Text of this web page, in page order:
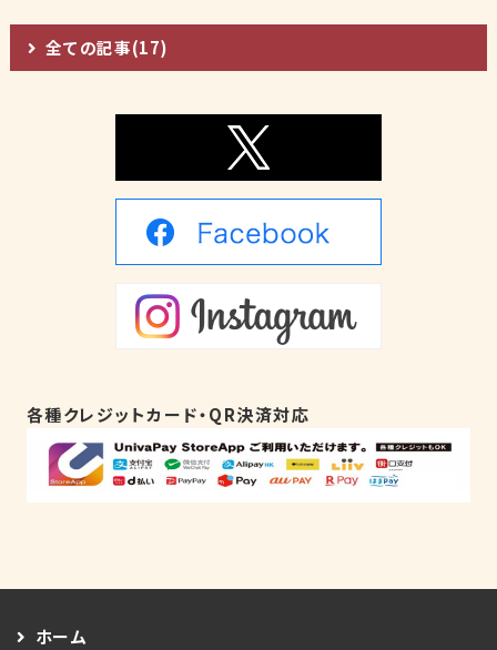
全ての記事(17)
各種クレジットカード・QR決済対応
ホーム